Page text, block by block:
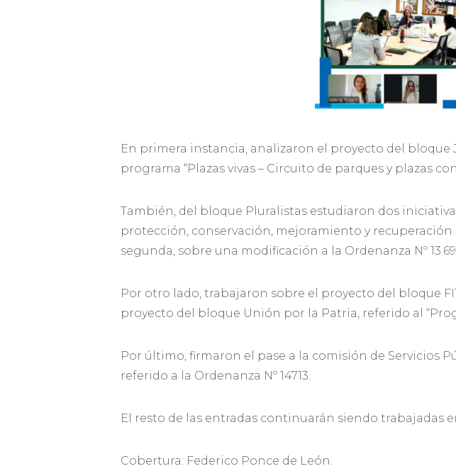
En primera instancia, analizaron el proyecto del bloque
programa “Plazas vivas – Circuito de parques y plazas
También, del bloque Pluralistas estudiaron dos
protección, conservación, mejoramiento y
segunda, sobre una modificación a la Ordenanza Nº
Por otro lado, trabajaron sobre el proyecto del bloque
proyecto del bloque Unión por la Patria, referido al
Por último, firmaron el pase a la comisión de Servicios
referido a la Ordenanza Nº 14713.
El resto de las entradas continuarán siendo trabajadas
Cobertura: Federico Ponce de León.